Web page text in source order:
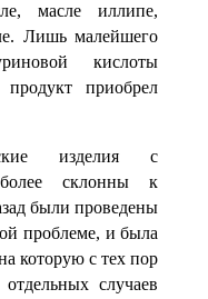
масле иллипе,
Лишь малейшего
кислоты
при­обрел
изделия с
склон­ны к
были проведены
проблеме, и была
которую с тех пор
случаев